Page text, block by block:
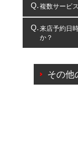
コクピット
複数サービ
複数サービ
一部の商品・
出来ないものも
来店予約日
か？
ご来店予約
の日時変更
その他